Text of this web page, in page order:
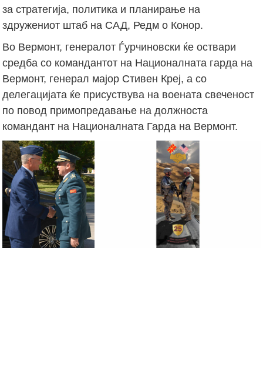
за стратегија, политика и планирање на
здружениот штаб на САД, Редм о Конор.
Во Вермонт, генералот Ѓурчиновски ќе оствари
средба со командантот на Националната гарда на
Вермонт, генерал мајор Стивен Креј, а со
делегацијата ќе присуствува на воената свеченост
по повод примопредавање на должноста
командант на Националната Гарда на Вермонт.